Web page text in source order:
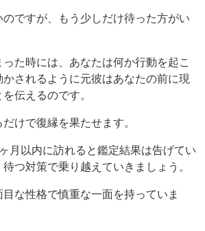
ですが、もう少しだけ待った方がい
た時には、あなたは何か行動を起こ
されるように元彼はあなたの前に現
伝えるのです。
けで復縁を果たせます。
月以内に訪れると鑑定結果は告げてい
つ対策で乗り越えていきましょう。
な性格で慎重な一面を持っていま